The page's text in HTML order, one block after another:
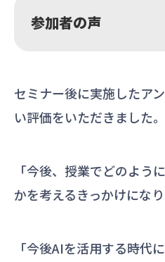
参加者の声
セミナー後に実施したア
い評価をいただきました。
「今後、授業でどのよう
かを考えるきっかけになり
「今後AIを活用する時代